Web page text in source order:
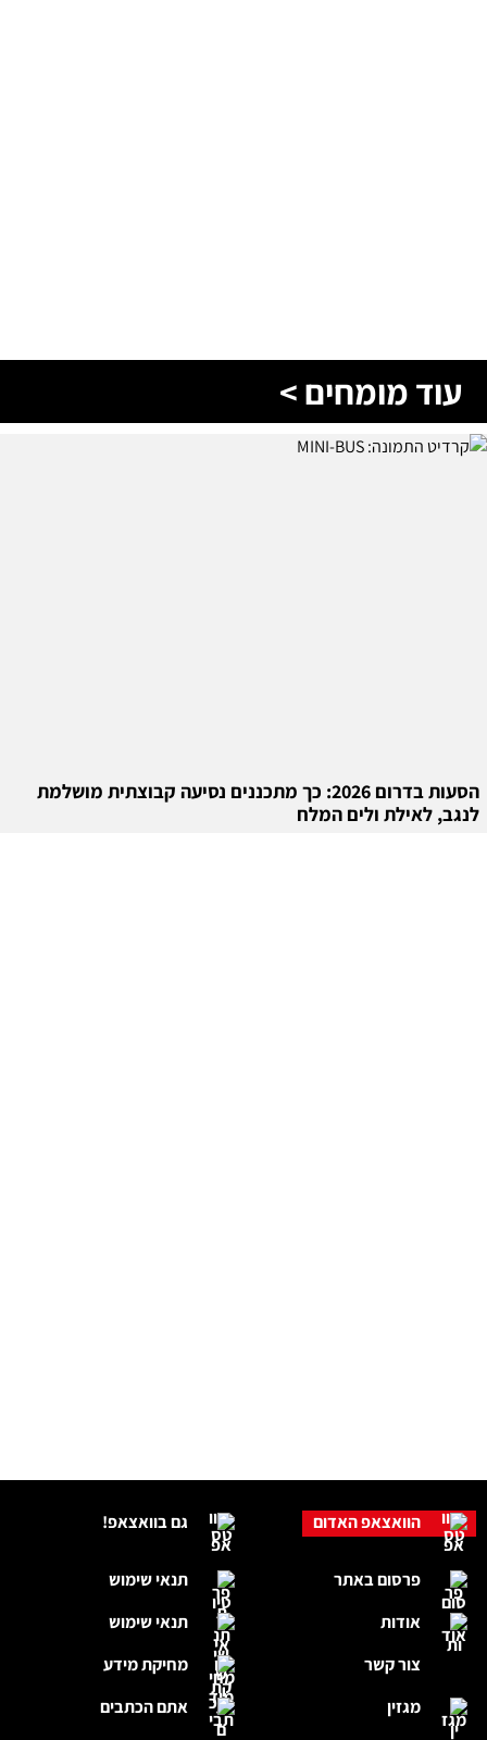
עוד מומחים >
הסעות בדרום 2026: כך מתכננים נסיעה קבוצתית מושלמת
לנגב, לאילת ולים המלח
גם בוואצאפ!
תנאי שימוש
תנאי שימוש
מחיקת מידע
אתם הכתבים
הוואצאפ האדום
פרסום באתר
אודות
צור קשר
מגזין